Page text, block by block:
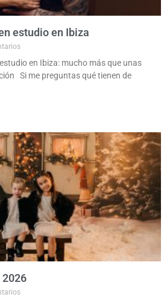
estudio en Ibiza
en Ibiza: mucho más que unas
Si me preguntas qué tienen de